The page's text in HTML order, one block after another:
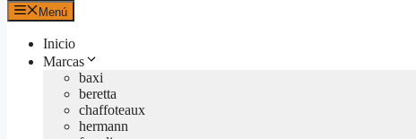
Menú
Inicio
Marcas
baxi
beretta
chaffoteaux
hermann